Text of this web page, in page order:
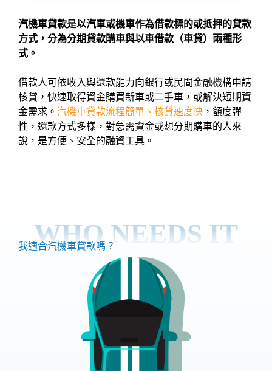
汽機車貸款是以汽車或機車作為借款標的或抵押的貸款
方式，分為分期貸款購車與以車借款（車貸）兩種形
式。
借款人可依收入與還款能力向銀行或民間金融機構申請
核貸，快速取得資金購買新車或二手車，或解決短期資
金需求。 汽機車貸款流程簡單、核貸速度快 ，額度彈
性，還款方式多樣，對急需資金或想分期購車的人來
說，是方便、安全的融資工具。
WHO NEEDS IT
我適合汽機車貸款嗎？